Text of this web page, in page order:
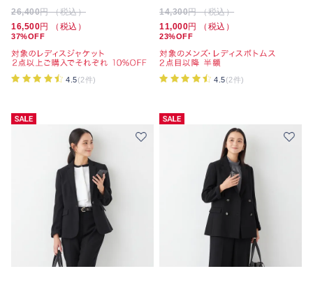
26,400円 （税込）
16,500円 （税込）
37%OFF
4.5(2件)
14,300円 （税込）
11,000円 （税込）
23%OFF
4.5(2件)